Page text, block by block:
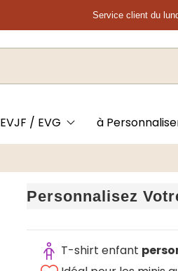
Service client du
EVJF / EVG à
Personnalisez
T-shirt enfant